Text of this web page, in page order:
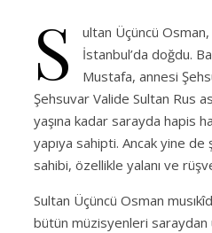
S
ultan Üçüncü
İstanbul’da doğdu.
Mustafa, annesi
Şehsuvar Valide Sultan Rus
yaşına kadar sarayda hapis
yapıya sahipti. Ancak yine
sahibi, özellikle yalanı ve
Sultan Üçüncü Osman
bütün müzisyenleri saraydan